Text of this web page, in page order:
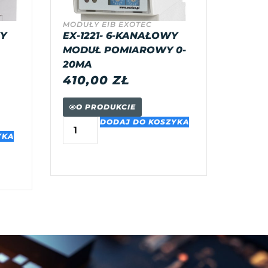
MODUŁY EIB EXOTEC
EX-1221- 6-KANAŁOWY
MODUŁ POMIAROWY 0-
20MA
410,00ZŁ
O PRODUKCIE
DODAJ DO KOSZYKA